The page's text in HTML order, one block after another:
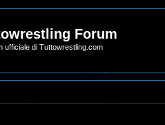
Forum
ufficiale di Tuttowrestling.com